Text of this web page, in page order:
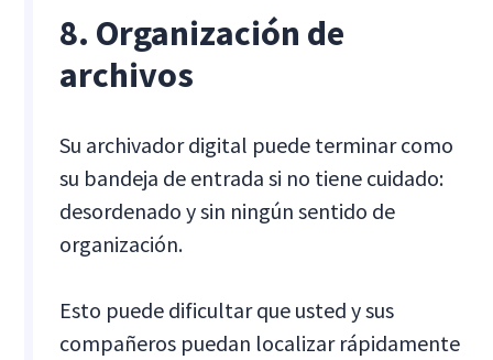
8. Organización de
archivos
Su archivador digital puede terminar como
su bandeja de entrada si no tiene cuidado:
desordenado y sin ningún sentido de
organización.
Esto puede dificultar que usted y sus
compañeros puedan localizar rápidamente